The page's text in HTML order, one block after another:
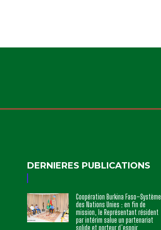
DERNIERES PUBLICATIONS
Coopération Burkina Faso–Système
des Nations Unies : en fin de
mission, le Représentant résident
par intérim salue un partenariat
solide et porteur d’espoir